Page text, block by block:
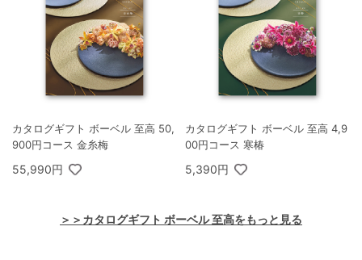
カタログギフト ボーベル 至高 50,
900円コース 金糸梅
55,990円
カタログギフト ボーベル 至高 4,9
00円コース 寒椿
5,390円
＞＞カタログギフト ボーベル 至高をもっと見る